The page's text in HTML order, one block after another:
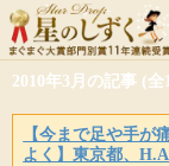
2010年3月の記事 (全
【今まで足や手が
よく】東京都、